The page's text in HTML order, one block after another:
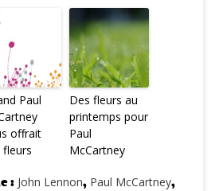
Paul
offrait
fleurs
Des fleurs au
printemps pour
Paul
McCartney
: John Lennon, Paul McCartney,